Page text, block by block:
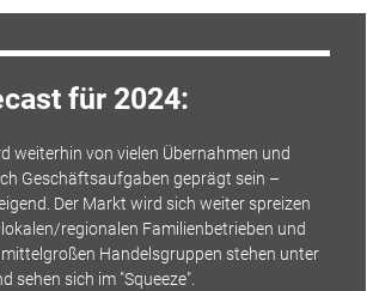
für 2024:
weiterhin von vielen Übernahmen und
Geschäftsaufgaben geprägt sein –
Der Markt wird sich weiter spreizen
regionalen Familienbetrieben und
Handelsgruppen stehen unter
sehen sich im "Squeeze".